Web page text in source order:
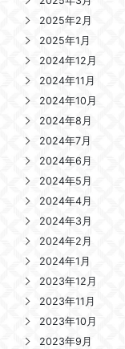
2025年2月
2025年1月
2024年12月
2024年11月
2024年10月
2024年8月
2024年7月
2024年6月
2024年5月
2024年4月
2024年3月
2024年2月
2024年1月
2023年12月
2023年11月
2023年10月
2023年9月